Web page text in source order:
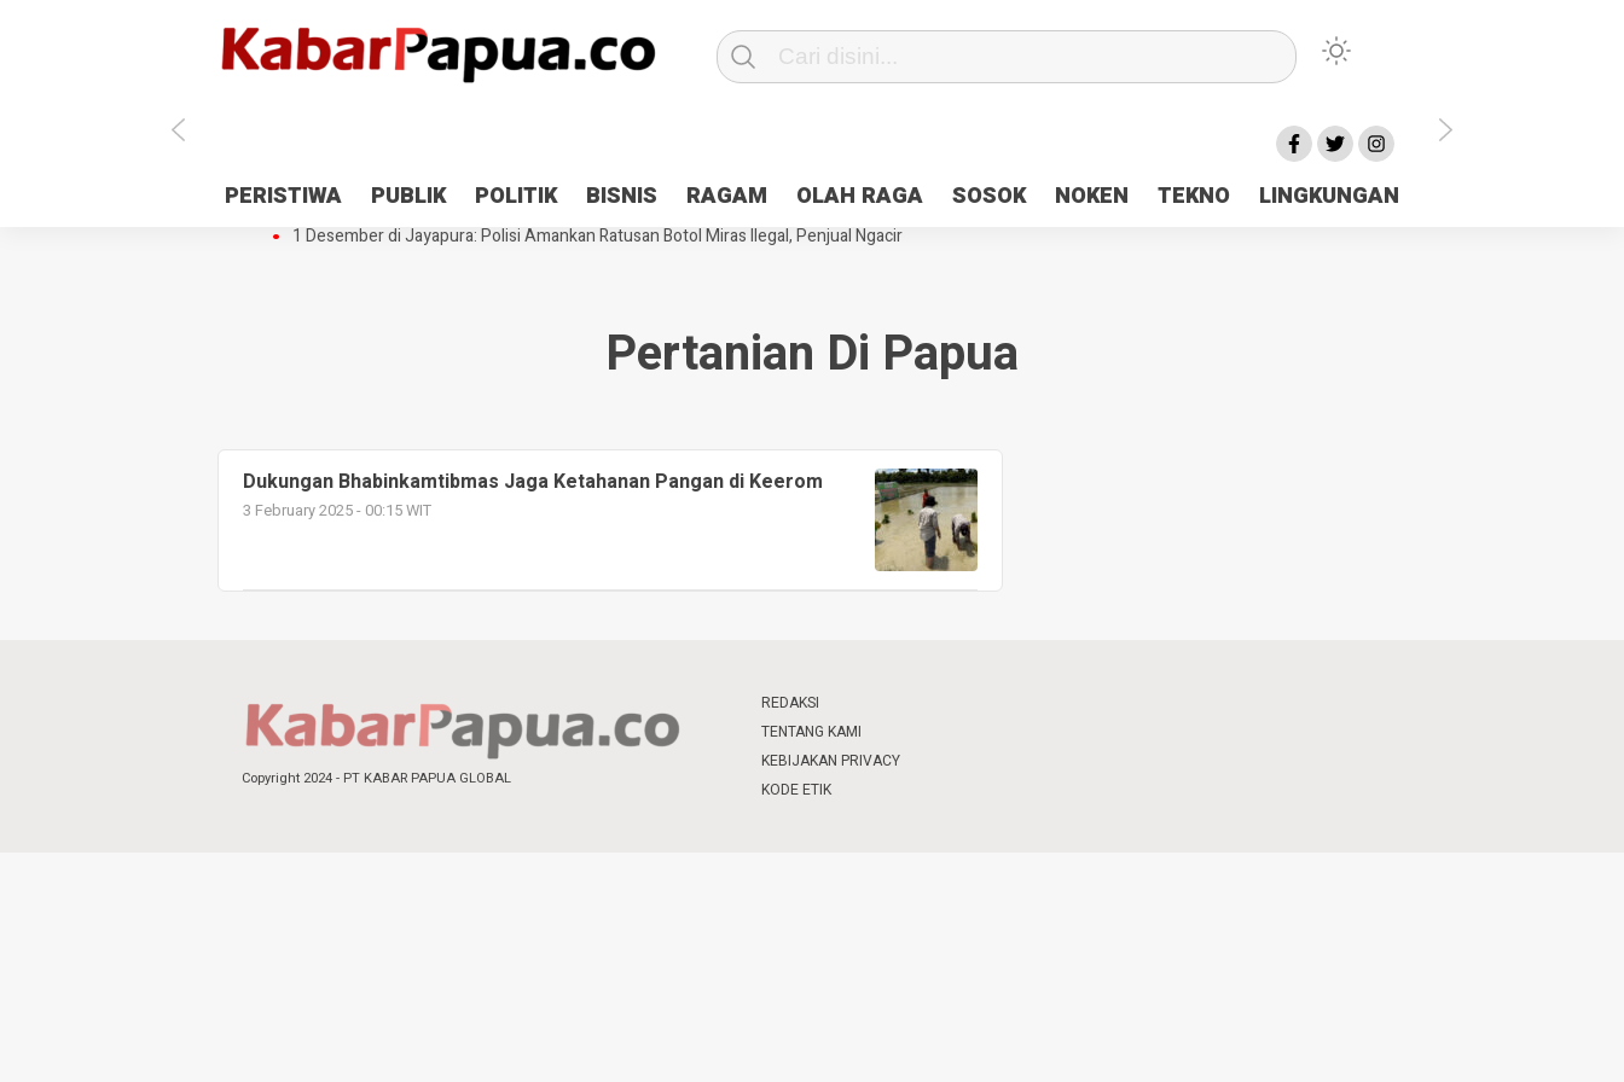
PERISTIWA PUBLIK POLITIK BISNIS RAGAM OLAH RAGA SOSOK NOKEN TEKNO LINGKUNGAN
Antisipasi 1 Desember, TNI Polri Patroli 2×24 jam di Kota Jayapura
Pesan Sejuk Polri di Deklarasi Pemilu Ceria Tanah Papua
Gedung Perpustakaan SMPN 5 Sentani Terbakar
Hibah Pilkada Jayapura Cair 10 Persen, Deposit Kas Daerah Rp23 Miliar Disorot
1 Desember di Jayapura: Polisi Amankan Ratusan Botol Miras Ilegal, Penjual Ngacir
Pertanian Di Papua
Dukungan Bhabinkamtibmas Jaga Ketahanan Pangan di Keerom
3 February 2025 - 00:15 WIT
Copyright 2024 - PT KABAR PAPUA GLOBAL
REDAKSI
TENTANG KAMI
KEBIJAKAN PRIVACY
KODE ETIK